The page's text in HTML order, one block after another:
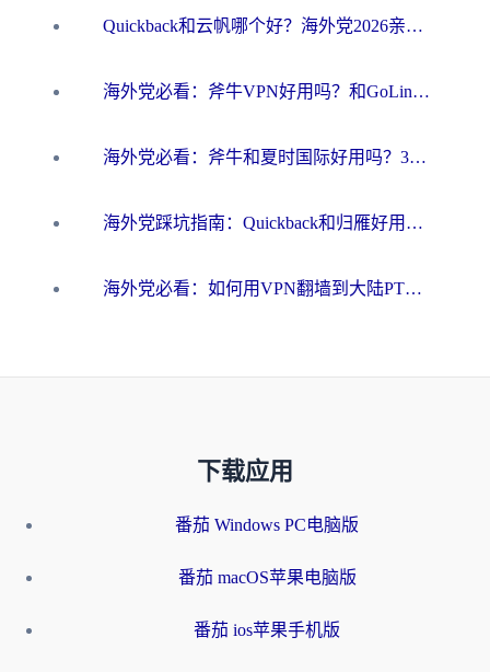
Quickback和云帆哪个好？海外党2026亲测指南：选对加速器大陆工具，无缝刷国内剧玩国服
海外党必看：斧牛VPN好用吗？和GoLinkVPN对比哪个回国效果更好？
海外党必看：斧牛和夏时国际好用吗？3步选对回国加速器，无缝刷国内资源
海外党踩坑指南：Quickback和归雁好用吗？选对加速器才能无缝刷国内资源
海外党必看：如何用VPN翻墙到大陆PTT？一篇解决你所有回国加速痛点
下载应用
番茄 Windows PC电脑版
番茄 macOS苹果电脑版
番茄 ios苹果手机版